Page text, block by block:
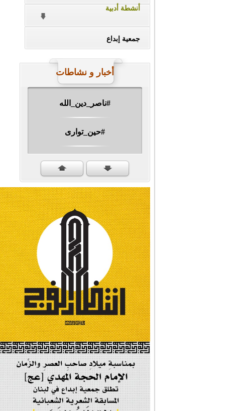
أنشطة أدبية
جمعية إبداع
أخبار و نشاطات
#ناصر_دين_الله
#حين_توارى
مهرجان الشهيد #ا�...
#سنكمل_الطريق
#تبريكات_انتصار_�...
#وأنا_على_دين_محم...
#بأمانة_موسى_بن_ج...
#إيران_حرم_فاطمة ...
| #فخر_المخدرات |
#صحيفة_المؤمن